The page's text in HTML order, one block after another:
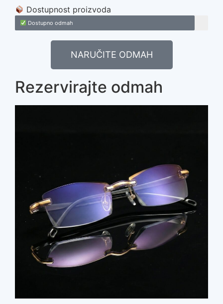
Dostupnost proizvoda
Dostupno odmah
NARUČITE ODMAH
Rezervirajte odmah